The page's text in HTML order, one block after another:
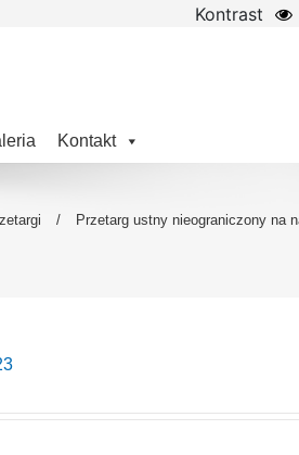
Kontrast
Kontakt
/ Przetarg ustny nieograniczony na